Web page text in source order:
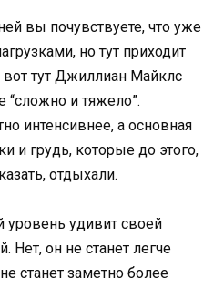
вы почувствуете, что уже
но тут приходит
вот тут Джиллиан Майклс
“сложно и тяжело”.
интенсивнее, а основная
и грудь, которые до этого,
отдыхали.
удивит своей
Нет, он не станет легче
станет заметно более